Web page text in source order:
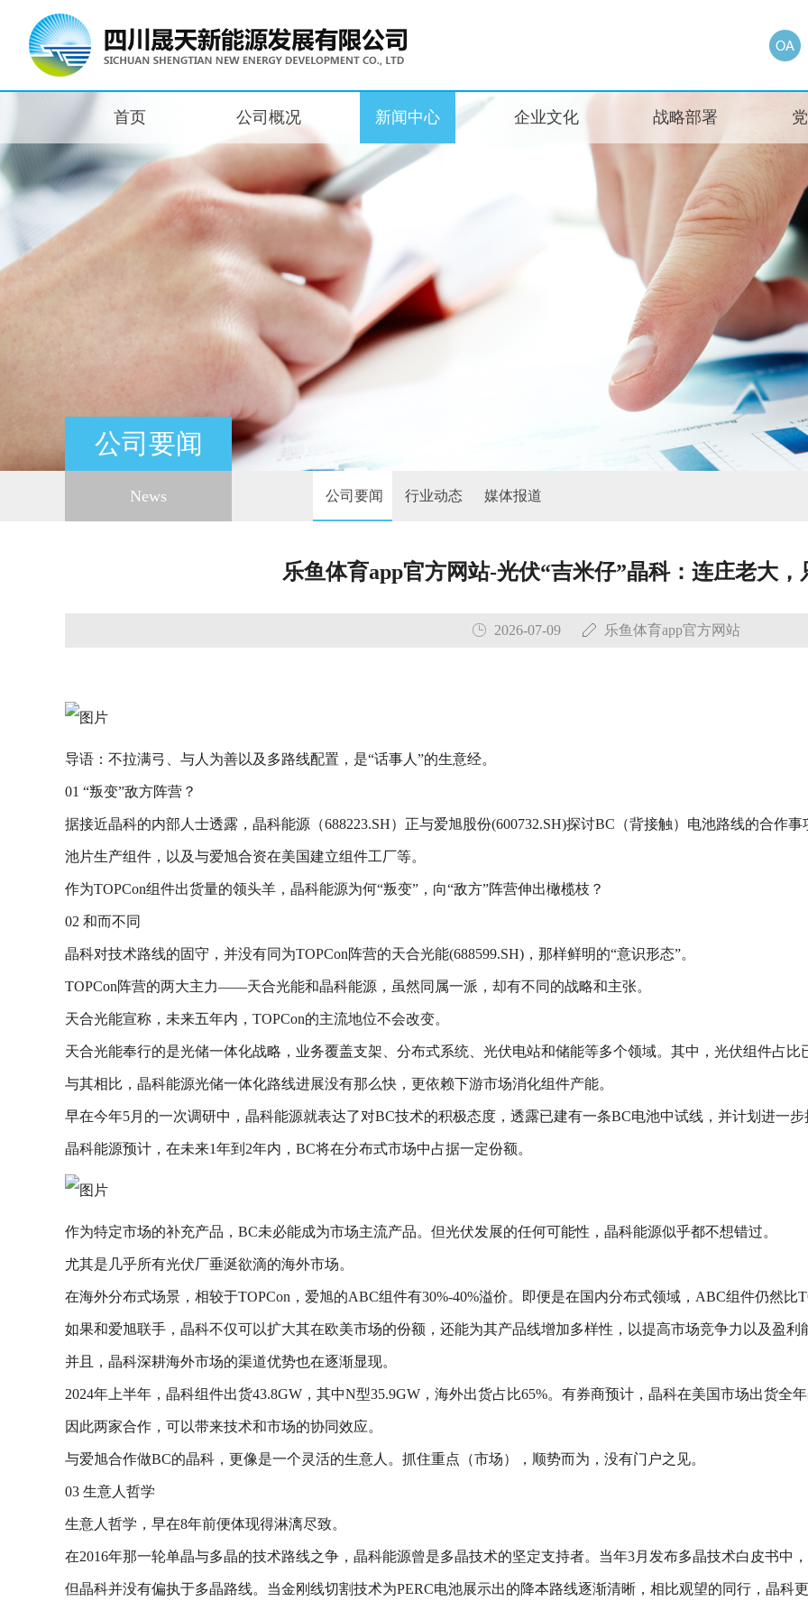
首页 公司概况 新闻中心 企业文化 战略部署
公司要闻
News 公司要闻 行业动态 媒体报道
乐鱼体育app官方网站-光伏“吉米仔”晶科：连庄老大，
2026-07-09 乐鱼体育app官方网站
导语：不拉满弓、与人为善以及多路线配置，是“话事人”的生意经。
01 “叛变”敌方阵营？
据接近晶科的内部人士透露，晶科能源（688223.SH）正与爱旭股份(600732.SH)探讨BC（背接触）电池路线的合作
池片生产组件，以及与爱旭合资在美国建立组件工厂等。
作为TOPCon组件出货量的领头羊，晶科能源为何“叛变”，向“敌方”阵营伸出橄榄枝？
02 和而不同
晶科对技术路线的固守，并没有同为TOPCon阵营的天合光能(688599.SH)，那样鲜明的“意识形态”。
TOPCon阵营的两大主力——天合光能和晶科能源，虽然同属一派，却有不同的战略和主张。
天合光能宣称，未来五年内，TOPCon的主流地位不会改变。
天合光能奉行的是光储一体化战略，业务覆盖支架、分布式系统、光伏电站和储能等多个领域。其中，光伏组件占比
与其相比，晶科能源光储一体化路线进展没有那么快，更依赖下游市场消化组件产能。
早在今年5月的一次调研中，晶科能源就表达了对BC技术的积极态度，透露已建有一条BC电池中试线，并计划进一步
晶科能源预计，在未来1年到2年内，BC将在分布式市场中占据一定份额。
作为特定市场的补充产品，BC未必能成为市场主流产品。但光伏发展的任何可能性，晶科能源似乎都不想错过。
尤其是几乎所有光伏厂垂涎欲滴的海外市场。
在海外分布式场景，相较于TOPCon，爱旭的ABC组件有30%-40%溢价。即便是在国内分布式领域，ABC组件仍然比
如果和爱旭联手，晶科不仅可以扩大其在欧美市场的份额，还能为其产品线增加多样性，以提高市场竞争力以及盈利
并且，晶科深耕海外市场的渠道优势也在逐渐显现。
2024年上半年，晶科组件出货43.8GW，其中N型35.9GW，海外出货占比65%。有券商预计，晶科在美国市场出货全年
因此两家合作，可以带来技术和市场的协同效应。
与爱旭合作做BC的晶科，更像是一个灵活的生意人。抓住重点（市场），顺势而为，没有门户之见。
03 生意人哲学
生意人哲学，早在8年前便体现得淋漓尽致。
在2016年那一轮单晶与多晶的技术路线之争，晶科能源曾是多晶技术的坚定支持者。当年3月发布多晶技术白皮书中
但晶科并没有偏执于多晶路线。当金刚线切割技术为PERC电池展示出的降本路线逐渐清晰，相比观望的同行，晶科